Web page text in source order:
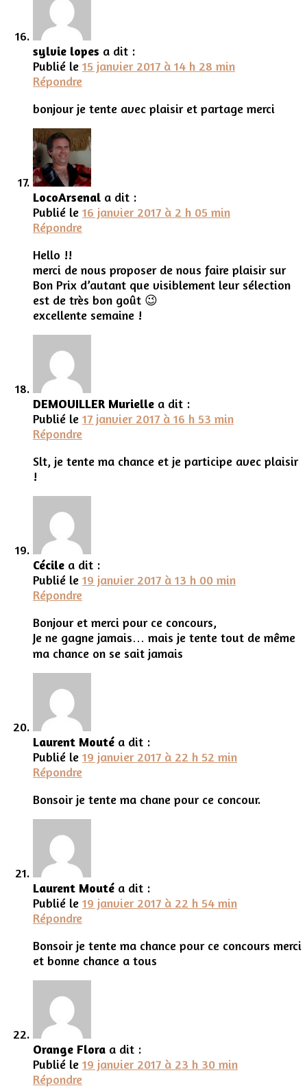
sylvie lopes a dit :
Publié le 15 janvier 2017 à 14 h 28 min
Répondre
bonjour je tente avec plaisir et partage merci
LocoArsenal a dit :
Publié le 16 janvier 2017 à 2 h 05 min
Répondre
Hello !!
merci de nous proposer de nous faire plaisir sur
Bon Prix d’autant que visiblement leur sélection
est de très bon goût 😉
excellente semaine !
DEMOUILLER Murielle a dit :
Publié le 17 janvier 2017 à 16 h 53 min
Répondre
Slt, je tente ma chance et je participe avec plaisir
!
Cécile a dit :
Publié le 19 janvier 2017 à 13 h 00 min
Répondre
Bonjour et merci pour ce concours,
Je ne gagne jamais… mais je tente tout de même
ma chance on se sait jamais
Laurent Mouté a dit :
Publié le 19 janvier 2017 à 22 h 52 min
Répondre
Bonsoir je tente ma chane pour ce concour.
Laurent Mouté a dit :
Publié le 19 janvier 2017 à 22 h 54 min
Répondre
Bonsoir je tente ma chance pour ce concours merci
et bonne chance a tous
Orange Flora a dit :
Publié le 19 janvier 2017 à 23 h 30 min
Répondre